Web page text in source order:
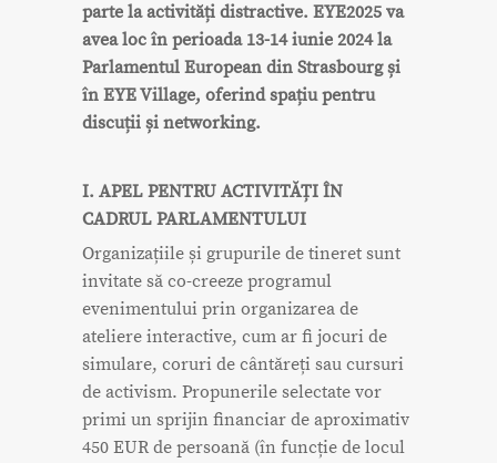
parte la activități distractive. EYE2025 va
avea loc în perioada 13-14 iunie 2024 la
Parlamentul European din Strasbourg și
în EYE Village, oferind spațiu pentru
discuții și networking.
I. APEL PENTRU ACTIVITĂȚI ÎN
CADRUL PARLAMENTULUI
Organizațiile și grupurile de tineret sunt
invitate să co-creeze programul
evenimentului prin organizarea de
ateliere interactive, cum ar fi jocuri de
simulare, coruri de cântăreți sau cursuri
de activism. Propunerile selectate vor
primi un sprijin financiar de aproximativ
450 EUR de persoană (în funcție de locul